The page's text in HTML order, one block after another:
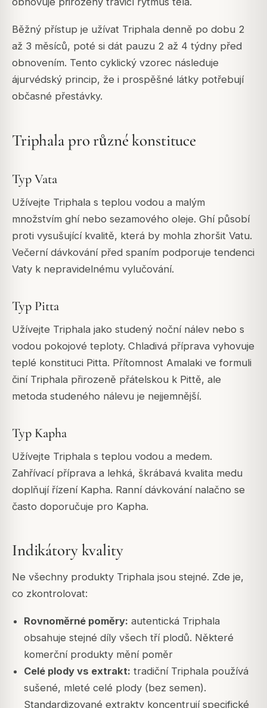
Běžný přístup je užívat Triphala denně po dobu 2
až 3 měsíců, poté si dát pauzu 2 až 4 týdny před
obnovením. Tento cyklický vzorec následuje
ájurvédský princip, že i prospěšné látky potřebují
občasné přestávky.
Triphala pro různé konstituce
Typ Vata
Užívejte Triphala s teplou vodou a malým
množstvím ghí nebo sezamového oleje. Ghí působí
proti vysušující kvalitě, která by mohla zhoršit Vatu.
Večerní dávkování před spaním podporuje tendenci
Vaty k nepravidelnému vylučování.
Typ Pitta
Užívejte Triphala jako studený noční nálev nebo s
vodou pokojové teploty. Chladivá příprava vyhovuje
teplé konstituci Pitta. Přítomnost Amalaki ve formuli
činí Triphala přirozeně přátelskou k Pittě, ale
metoda studeného nálevu je nejjemnější.
Typ Kapha
Užívejte Triphala s teplou vodou a medem.
Zahřívací příprava a lehká, škrábavá kvalita medu
doplňují řízení Kapha. Ranní dávkování nalačno se
často doporučuje pro Kapha.
Indikátory kvality
Ne všechny produkty Triphala jsou stejné. Zde je,
co zkontrolovat:
Rovnoměrné poměry: autentická Triphala
obsahuje stejné díly všech tří plodů. Některé
komerční produkty mění poměr
Celé plody vs extrakt: tradiční Triphala používá
sušené, mleté celé plody (bez semen).
Standardizované extrakty koncentrují specifické